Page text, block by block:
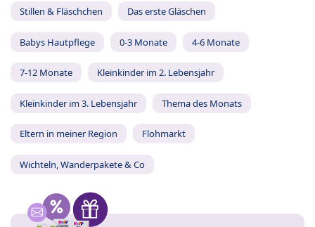
Stillen & Fläschchen Das erste Gläschen
Babys Hautpflege 0-3 Monate 4-6 Monate
7-12 Monate Kleinkinder im 2. Lebensjahr
Kleinkinder im 3. Lebensjahr Thema des Monats
Eltern in meiner Region Flohmarkt
Wichteln, Wanderpakete & Co